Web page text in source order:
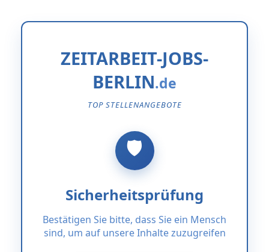
ZEITARBEIT-JOBS-
BERLIN
TOP STELLENANGEBOTE
Sicherheitsprüfung
Bestätigen Sie bitte, dass Sie ein Mensch
sind, um auf unsere Inhalte zuzugreifen